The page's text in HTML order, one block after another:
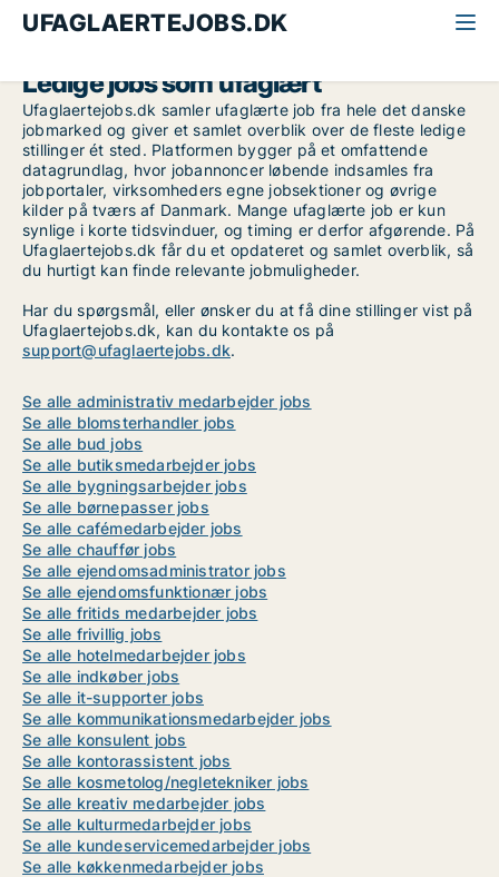
UFAGLAERTEJOBS.DK
Ledige jobs som ufaglært
Ufaglaertejobs.dk samler ufaglærte job fra hele det danske
jobmarked og giver et samlet overblik over de fleste ledige
stillinger ét sted. Platformen bygger på et omfattende
datagrundlag, hvor jobannoncer løbende indsamles fra
jobportaler, virksomheders egne jobsektioner og øvrige
kilder på tværs af Danmark. Mange ufaglærte job er kun
synlige i korte tidsvinduer, og timing er derfor afgørende. På
Ufaglaertejobs.dk får du et opdateret og samlet overblik, så
du hurtigt kan finde relevante jobmuligheder.
Har du spørgsmål, eller ønsker du at få dine stillinger vist på
Ufaglaertejobs.dk, kan du kontakte os på
support@ufaglaertejobs.dk.
Se alle administrativ medarbejder jobs
Se alle blomsterhandler jobs
Se alle bud jobs
Se alle butiksmedarbejder jobs
Se alle bygningsarbejder jobs
Se alle børnepasser jobs
Se alle cafémedarbejder jobs
Se alle chauffør jobs
Se alle ejendomsadministrator jobs
Se alle ejendomsfunktionær jobs
Se alle fritids medarbejder jobs
Se alle frivillig jobs
Se alle hotelmedarbejder jobs
Se alle indkøber jobs
Se alle it-supporter jobs
Se alle kommunikationsmedarbejder jobs
Se alle konsulent jobs
Se alle kontorassistent jobs
Se alle kosmetolog/negletekniker jobs
Se alle kreativ medarbejder jobs
Se alle kulturmedarbejder jobs
Se alle kundeservicemedarbejder jobs
Se alle køkkenmedarbejder jobs